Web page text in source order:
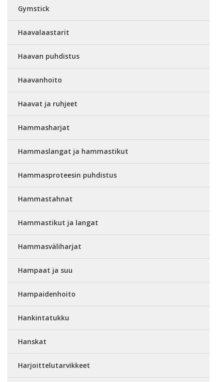
Gymstick
Haavalaastarit
Haavan puhdistus
Haavanhoito
Haavat ja ruhjeet
Hammasharjat
Hammaslangat ja hammastikut
Hammasproteesin puhdistus
Hammastahnat
Hammastikut ja langat
Hammasväliharjat
Hampaat ja suu
Hampaidenhoito
Hankintatukku
Hanskat
Harjoittelutarvikkeet